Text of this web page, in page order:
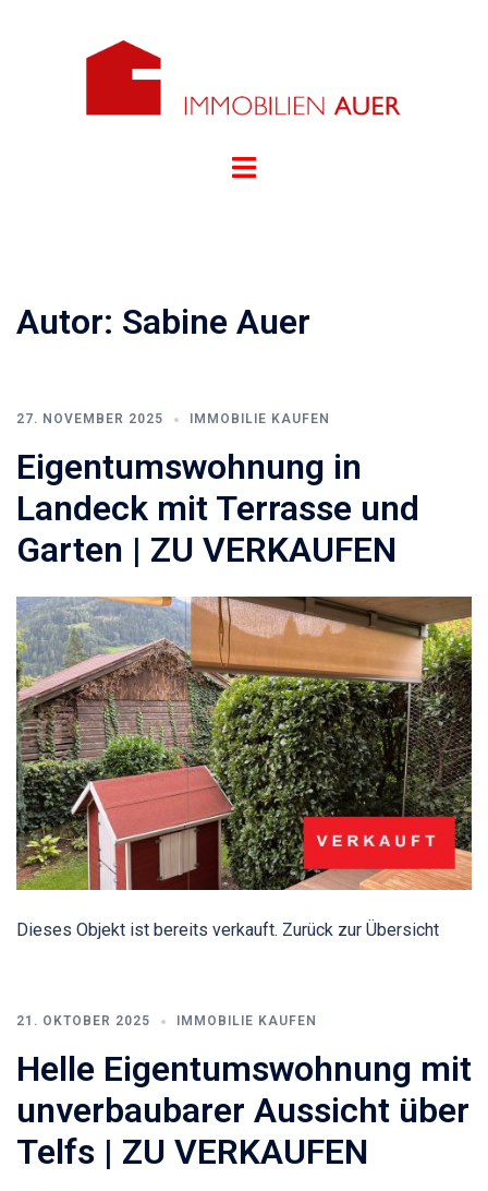
Menü
Autor: Sabine Auer
27. NOVEMBER 2025 IMMOBILIE KAUFEN
Eigentumswohnung in
Landeck mit Terrasse und
Garten | ZU VERKAUFEN
Dieses Objekt ist bereits verkauft. Zurück zur Übersicht
21. OKTOBER 2025 IMMOBILIE KAUFEN
Helle Eigentumswohnung mit
unverbaubarer Aussicht über
Telfs | ZU VERKAUFEN